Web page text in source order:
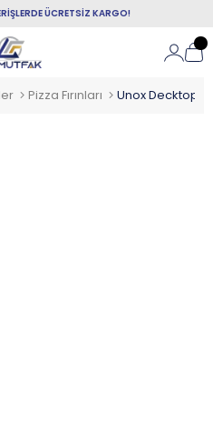
ÜCRETSİZ KARGO!
Pizza Fırınları